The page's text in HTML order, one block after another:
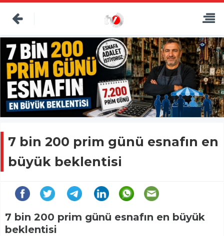
7 bin 200 prim günü esnafın en
büyük beklentisi
7 bin 200 prim günü esnafın en büyük
beklentisi